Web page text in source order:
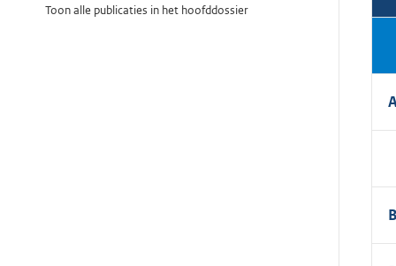
Toon alle publicaties in het hoofddossier